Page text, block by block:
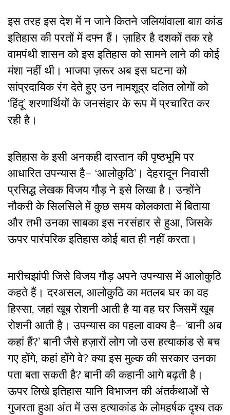
इस तरह इस देश में न जाने कितने जलियांवाला बाग़ कांड
इतिहास की परतों में दफ्न हैं। ज़ाहिर है दशकों तक रहे
वामपंथी शासन को इस इतिहास को सामने लाने की कोई
मंशा नहीं थी। भाजपा ज़रूर अब इस घटना को
सांप्रदायिक रंग देते हुए उन नामशूद्र दलित लोगों को
‘हिंदू’ शरणार्थियों के जनसंहार के रूप में प्रचारित कर
रही है ।
इतिहास के इसी अनकही दास्तान की पृष्ठभूमि पर
आधारित उपन्यास है– ‘आलोकुठि’ ।देहरादून निवासी
प्रसिद्ध लेखक विजय गौड़ ने इसे लिखा है। उन्होंने
नौकरी के सिलसिले में कुछ समय कोलकाता में बिताया
और तभी उनका साबका इस नरसंहार से हुआ, जिसके
ऊपर पारंपरिक इतिहास कोई बात ही नहीं करता।
मारीचझांपी जिसे विजय गौड़ अपने उपन्यास में आलोकुठि
कहते हैं । दरअसल, आलोकुठिका मतलब घर का वह
हिस्सा, जहां खूब रोशनी आती है या वह घर जिसमें खूब
रोशनी आती है। उपन्यास का पहला वाक्य है– ‘बानी अब
कहां हैं?’ बानी जैसे हज़ारों लोग जो उस हत्याकांड से बच
गए होंगे, कहां होंगे वे? क्या इस मुल्क की सरकार उनका
पता बता सकती है? बानी की कहानी आगे बढ़ती है ।
ऊपर लिखे इतिहास यानि विभाजन की अंतर्कथाओं से
गुजरता हुआ अंत में उस हत्याकांड के लोमहर्षक दृश्य तक